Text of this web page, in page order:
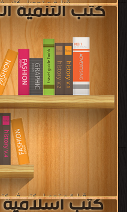
كتب
قراءة و تحميل كتب
[ 4700 كتاب/كتب ]